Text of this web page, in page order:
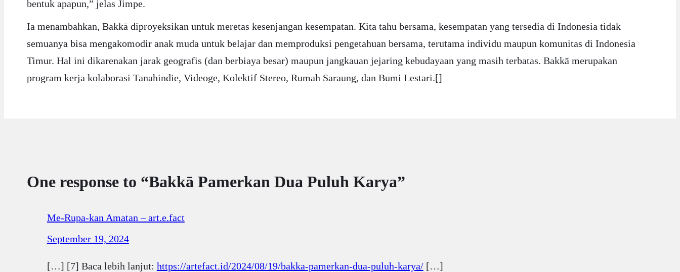
bentuk apapun,” jelas Jimpe.
Ia menambahkan, Bakkā diproyeksikan untuk meretas kesenjangan kesempatan. Kita tahu bersama, kesempatan yang tersedia di Indonesia tidak
semuanya bisa mengakomodir anak muda untuk belajar dan memproduksi pengetahuan bersama, terutama individu maupun komunitas di Indonesia
Timur. Hal ini dikarenakan jarak geografis (dan berbiaya besar) maupun jangkauan jejaring kebudayaan yang masih terbatas. Bakkā merupakan
program kerja kolaborasi Tanahindie, Videoge, Kolektif Stereo, Rumah Saraung, dan Bumi Lestari.[]
One response to “Bakkā Pamerkan Dua Puluh Karya”
Me-Rupa-kan Amatan – art.e.fact
September 19, 2024
[…] [7] Baca lebih lanjut: https://artefact.id/2024/08/19/bakka-pamerkan-dua-puluh-karya/[…]